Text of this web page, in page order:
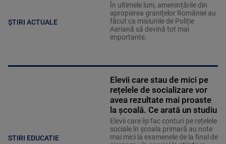
ȘTIRI ACTUALE
În ultimele luni, amenințările din
apropierea granițelor României au
făcut ca misiunile de Poliție
Aeriană să devină tot mai
importante.
STIRI EDUCATIE
Elevii care stau de mici pe
rețelele de socializare vor
avea rezultate mai proaste
la școală. Ce arată un studiu
Elevii care îşi fac conturi pe rețelele
sociale în școala primară au note
mai mici la examenele de la final de